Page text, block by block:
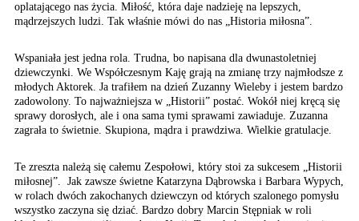
oplatającego nas życia. Miłość, która daje nadzieję na lepszych,
mądrzejszych ludzi. Tak właśnie mówi do nas „Historia miłosna”.
Wspaniała jest jedna rola. Trudna, bo napisana dla dwunastoletniej
dziewczynki. We Współczesnym Kaję grają na zmianę trzy najmłodsze z
młodych Aktorek. Ja trafiłem na dzień Zuzanny Wieleby i jestem bardzo
zadowolony. To najważniejsza w „Historii” postać. Wokół niej kręcą się
sprawy dorosłych, ale i ona sama tymi sprawami zawiaduje. Zuzanna
zagrała to świetnie. Skupiona, mądra i prawdziwa. Wielkie gratulacje.
Te zreszta należą się całemu Zespołowi, który stoi za sukcesem „Historii
miłosnej”. Jak zawsze świetne Katarzyna Dąbrowska i Barbara Wypych,
w rolach dwóch zakochanych dziewczyn od których szalonego pomysłu
wszystko zaczyna się dziać. Bardzo dobry Marcin Stępniak w roli